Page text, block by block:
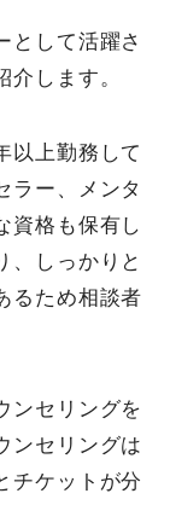
として活躍さ
します。
以上勤務して
ラー、メンタ
資格も保有し
、しっかりと
るため相談者
ンセリングを
ンセリングは
チケットが分